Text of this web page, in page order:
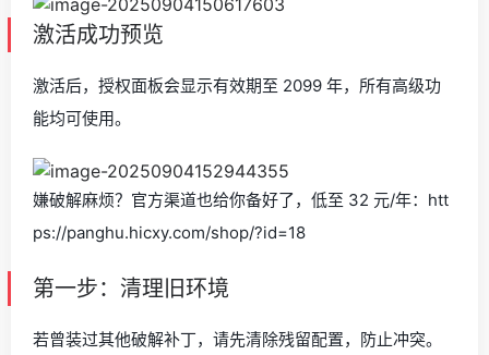
激活成功预览
激活后，授权面板会显示有效期至 2099 年，所有高级功
能均可使用。
嫌破解麻烦？官方渠道也给你备好了，低至 32 元/年：htt
ps://panghu.hicxy.com/shop/?id=18
第一步：清理旧环境
若曾装过其他破解补丁，请先清除残留配置，防止冲突。